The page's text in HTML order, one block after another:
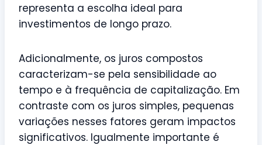
representa a escolha ideal para
investimentos de longo prazo.
Adicionalmente, os juros compostos
caracterizam-se pela sensibilidade ao
tempo e à frequência de capitalização. Em
contraste com os juros simples, pequenas
variações nesses fatores geram impactos
significativos. Igualmente importante é